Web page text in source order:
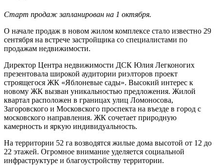
Старт продаж запланирован на 1 октября.
О начале продаж в новом жилом комплексе стало известно 29
сентября на встрече застройщика со специалистами по
продажам недвижимости.
Директор Центра недвижимости ДСК Юлия Легконогих
презентовала широкой аудитории риэлторов проект
строящегося ЖК «Яблоневые сады». Высокий интерес к
новому ЖК вызван уникальностью предложения. Жилой
квартал расположен в границах улиц Ломоносова,
Загоровского и Московского проспекта на въезде в город с
московского направления. ЖК сочетает природную
камерность и яркую индивидуальность.
На территории 52 га возводятся жилые дома высотой от 12 до
22 этажей. Огромное внимание уделяется социальной
инфраструктуре и благоустройству территории.